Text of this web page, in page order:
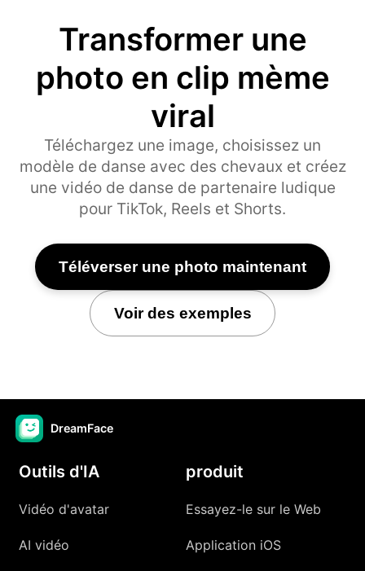
Transformer une
photo en clip mème
viral
Téléchargez une image, choisissez un
modèle de danse avec des chevaux et créez
une vidéo de danse de partenaire ludique
pour TikTok, Reels et Shorts.
Téléverser une photo maintenant
Voir des exemples
DreamFace
Outils d'IA
Vidéo d'avatar
AI vidéo
produit
Essayez-le sur le Web
Application iOS